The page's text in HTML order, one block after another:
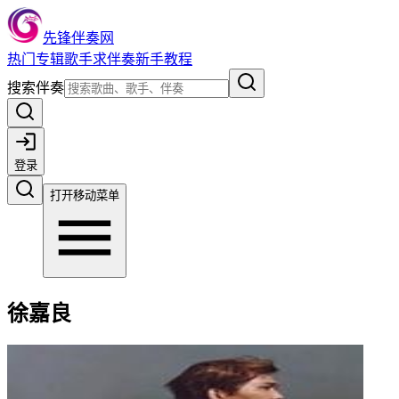
先锋伴奏网
热门 专辑歌手求伴奏新手教程
搜索伴奏
登录
打开移动菜单
徐嘉良